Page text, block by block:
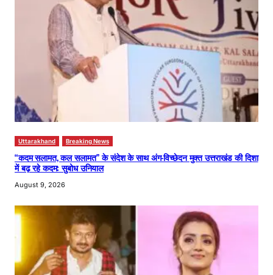
Uttarakhand Breaking News
“कदम सलामत, कल सलामत” के संदेश के साथ अंग-विच्छेदन मुक्त उत्तराखंड की दिशा
में बढ़ रहे कदम: सुबोध उनियाल
August 9, 2026